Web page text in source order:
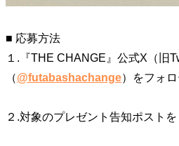
■ 応募方法
１.『THE CHANGE』公式X（旧
（@futabashachange）をフォ
２.対象のプレゼント告知ポストを